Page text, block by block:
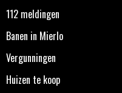
112 meldingen
Banen in Mierlo
Vergunningen
Huizen te koop